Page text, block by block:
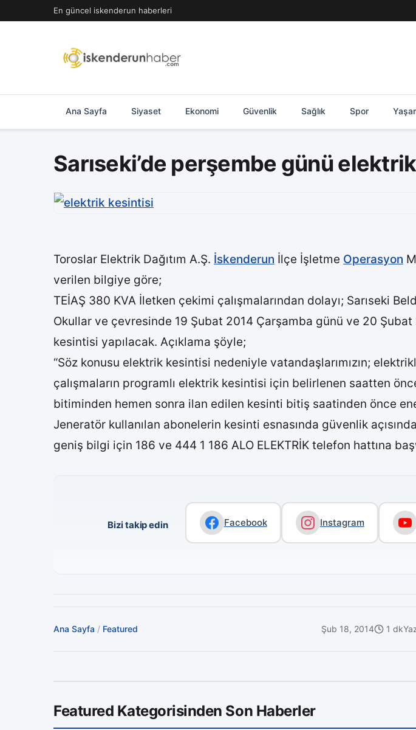
geç
En güncel iskenderun haberleri
Ana Sayfa Siyaset Ekonomi Güvenlik Sağlık Spor
Sarıseki’de perşembe günü
Toroslar Elektrik Dağıtım A.Ş. İskenderun İlçe İşletme Operasyon
verilen bilgiye göre;
TEİAŞ 380 KVA İletken çekimi çalışmalarından dolayı; Sarıseki
Okullar ve çevresinde 19 Şubat 2014 Çarşamba günü ve 20
kesintisi yapılacak. Açıklama şöyle;
“Söz konusu elektrik kesintisi nedeniyle vatandaşlarımızın;
çalışmaların programlı elektrik kesintisi için belirlenen saatten
bitiminden hemen sonra ilan edilen kesinti bitiş saatinden önce
Jeneratör kullanılan abonelerin kesinti esnasında güvenlik
geniş bilgi için 186 ve 444 1 186 ALO ELEKTRİK telefon hattına
Bizi takip edin Facebook Instagram
Ana Sayfa / Featured Şub 18, 2014 1 dk
Featured Kategorisinden Son Haberler